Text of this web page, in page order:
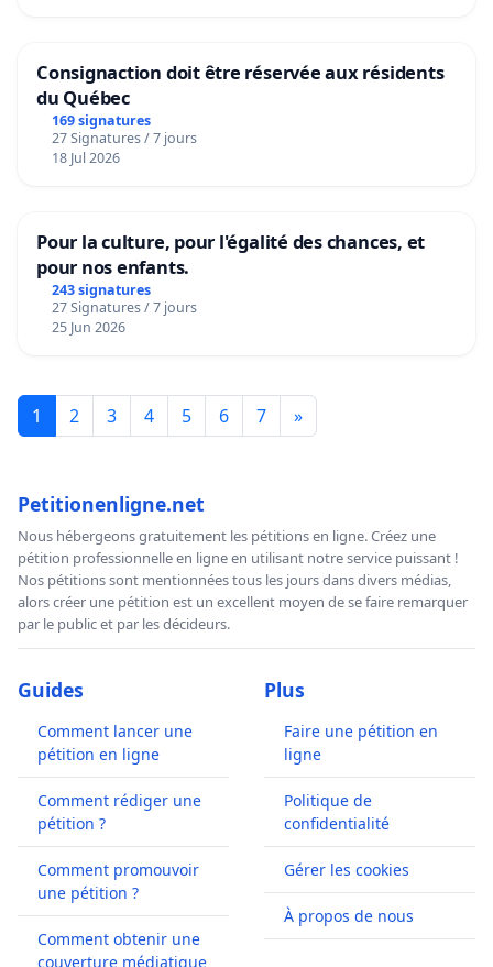
Consignaction doit être réservée aux résidents
du Québec
169 signatures
27 Signatures / 7 jours
18 Jul 2026
Pour la culture, pour l'égalité des chances, et
pour nos enfants.
243 signatures
27 Signatures / 7 jours
25 Jun 2026
1 2 3 4 5 6 7 »
Petitionenligne.net
Nous hébergeons gratuitement les pétitions en ligne. Créez une
pétition professionnelle en ligne en utilisant notre service puissant !
Nos pétitions sont mentionnées tous les jours dans divers médias,
alors créer une pétition est un excellent moyen de se faire remarquer
par le public et par les décideurs.
Guides
Comment lancer une
pétition en ligne
Comment rédiger une
pétition ?
Comment promouvoir
une pétition ?
Comment obtenir une
couverture médiatique
Plus
Faire une pétition en
ligne
Politique de
confidentialité
Gérer les cookies
À propos de nous